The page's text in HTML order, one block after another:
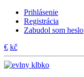
Prihlásenie
Registrácia
Zabudol som heslo
€ kč